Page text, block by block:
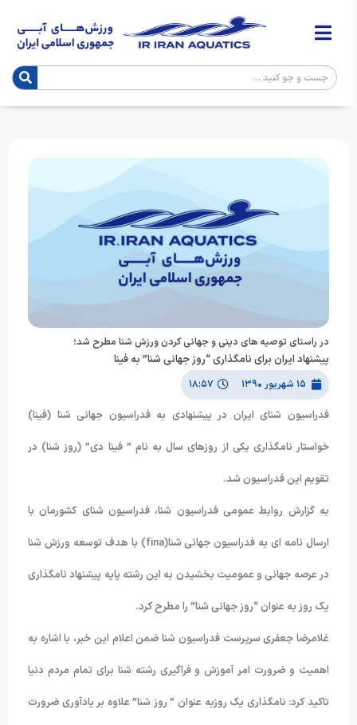
در راستای توصیه های دینی و جهانی کردن ورزش شنا مطرح شد؛
پیشنهاد ایران برای نامگذاری “روز جهانی شنا” به فینا
۱۵ شهریور ۱۳۹۰ ۱۸:۵۷
فدراسیون شنای ایران در پیشنهادی به فدراسیون جهانی شنا (فینا)
خواستار نامگذاری یکی از روزهای سال به نام ” فینا دی” (روز شنا) در
تقویم این فدراسیون شد.
به گزارش روابط عمومی فدراسیون شنا، فدراسیون شنای کشورمان با
ارسال نامه ای به فدراسیون جهانی شنا(fina) با هدف توسعه ورزش شنا
در عرصه جهانی و عمومیت بخشیدن به این رشته پایه پیشنهاد نامگذاری
یک روز به عنوان “روز جهانی شنا” را مطرح کرد.
غلامرضا جعفری سرپرست فدراسیون شنا ضمن اعلام این خبر، با اشاره به
اهمیت و ضرورت امر آموزش و فراگیری رشته شنا برای تمام مردم دنیا
تاکید کرد: نامگذاری یک روزبه عنوان ” روز شنا” علاوه بر یادآوری ضرورت